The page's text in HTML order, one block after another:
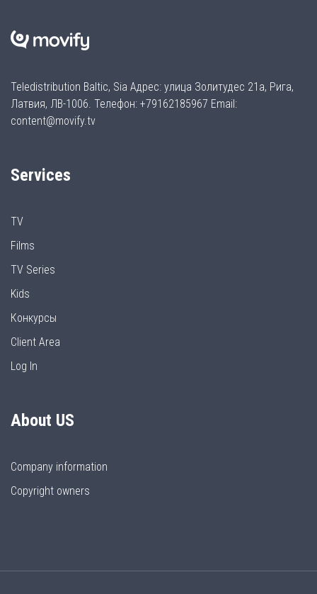
Teledistribution Baltic, Sia Адрес: улица Золитудес 21а, Рига,
Латвия, ЛВ-1006. Телефон: +79162185967 Email:
content@movify.tv
Services
TV
Films
TV Series
Kids
Конкурсы
Client Area
Log In
About US
Company information
Copyright owners